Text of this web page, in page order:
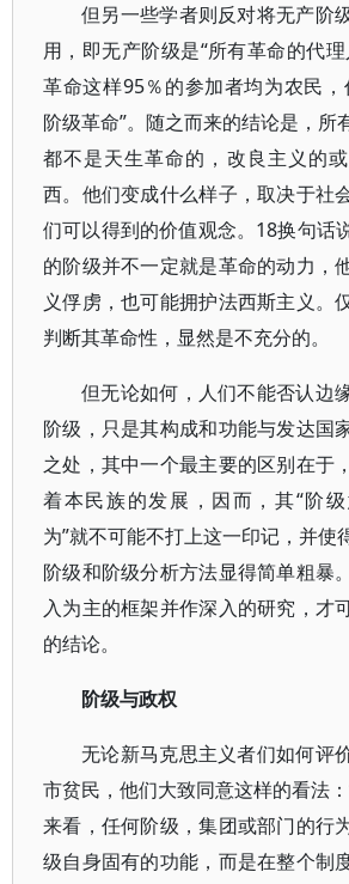
但另一些学者则反对将无产阶
用，即无产阶级是“所有革命的代
革命这样95％的参加者均为农民，
阶级革命”。随之而来的结论是，所
都不是天生革命的，改良主义的
西。他们变成什么样子，取决于社
们可以得到的价值观念。18换句话
的阶级并不一定就是革命的动力，
义俘虏，也可能拥护法西斯主义。
判断其革命性，显然是不充分的。
但无论如何，人们不能否认边
阶级，只是其构成和功能与发达国
之处，其中一个最主要的区别在于
着本民族的发展，因而，其“阶
为”就不可能不打上这一印记，并使
阶级和阶级分析方法显得简单粗暴
入为主的框架并作深入的研究，才
的结论。
阶级与政权
无论新马克思主义者们如何评
市贫民，他们大致同意这样的看法
来看，任何阶级，集团或部门的行
级自身固有的功能，而是在整个制